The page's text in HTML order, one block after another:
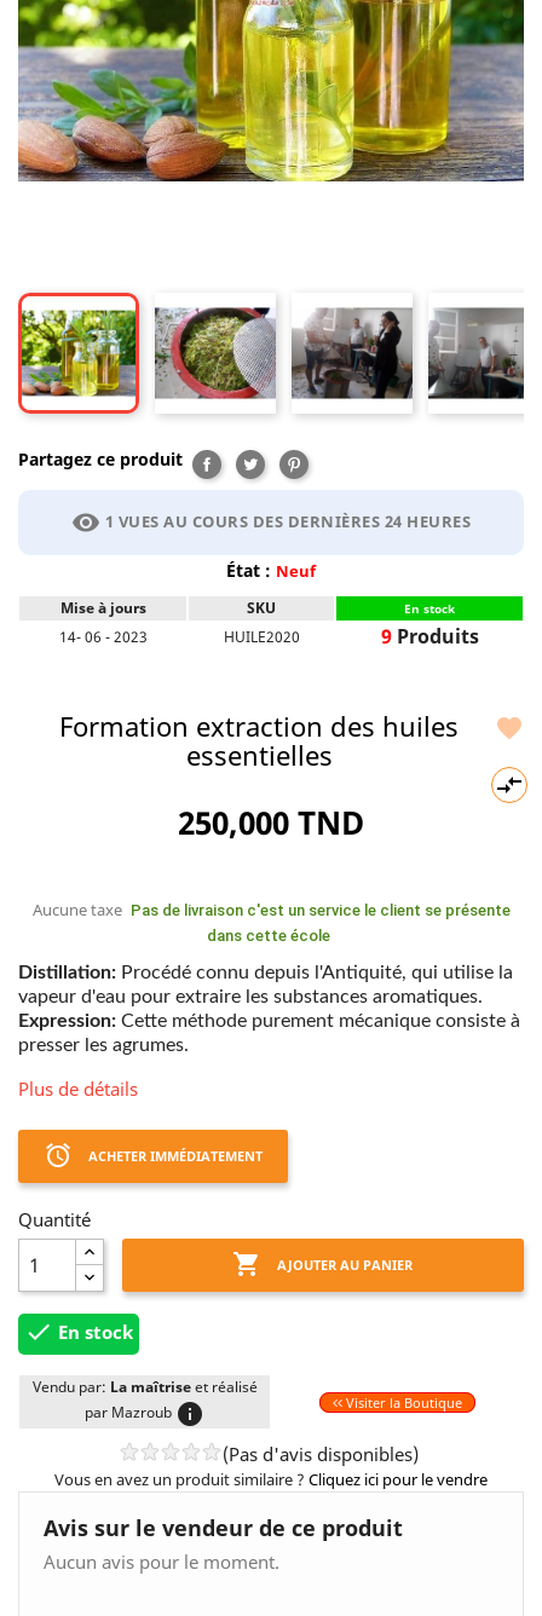
Partagez ce produit Partager
TweetPinterest
visibility 1 VUES AU COURS DES DERNIÈRES 24 HEURES
État : Neuf
Mise à jours SKU En stock
14- 06 - 2023 HUILE2020 9Produits


Formation extraction des huiles
essentielles
250,000 TND
Aucune taxe Pas de livraison c'est un service le client se présente
dans cette école
Distillation: Procédé connu depuis l'Antiquité, qui utilise la
vapeur d'eau pour extraire les substances aromatiques.
Expression: Cette méthode purement mécanique consiste à
presser les agrumes.
Plus de détails
access_alarm ACHETER IMMÉDIATEMENT
Quantité
 AJOUTER AU PANIER
 En stock
Vendu par: La maîtrise et réalisé
par Mazroub info Visiter la Boutique
(Pas d'avis disponibles)
Vous en avez un produit similaire ? Cliquez ici pour le vendre
Avis sur le vendeur de ce produit
Aucun avis pour le moment.